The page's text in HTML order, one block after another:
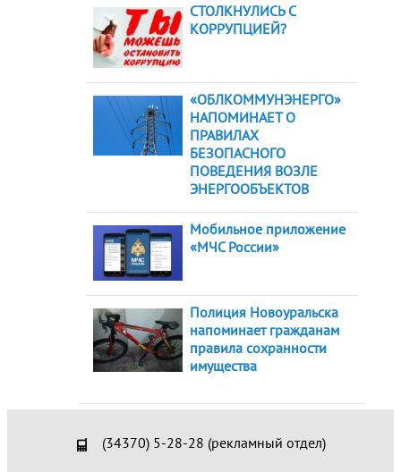
СТОЛКНУЛИСЬ С
КОРРУПЦИЕЙ?
«ОБЛКОММУНЭНЕРГО»
НАПОМИНАЕТ О
ПРАВИЛАХ
БЕЗОПАСНОГО
ПОВЕДЕНИЯ ВОЗЛЕ
ЭНЕРГООБЪЕКТОВ
Мобильное приложение
«МЧС России»
Полиция Новоуральска
напоминает гражданам
правила сохранности
имущества
(34370) 5-28-28 (рекламный отдел)